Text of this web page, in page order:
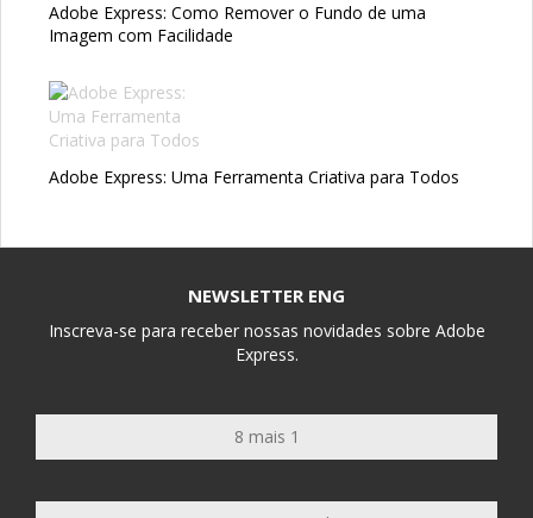
Adobe Express: Como Remover o Fundo de uma
Imagem com Facilidade
Adobe Express: Uma Ferramenta Criativa para Todos
NEWSLETTER ENG
Inscreva-se para receber nossas novidades sobre Adobe
Express.